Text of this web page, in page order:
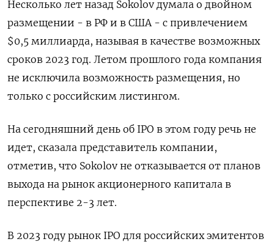
Несколько лет назад Sokolov думала о двойном
размещении - в РФ и в США - с привлечением
$0,5 миллиарда, называя в качестве возможных
сроков 2023 год. Летом прошлого года компания
не исключила возможность размещения, но
только с российским листингом.
На сегодняшний день об IPO в этом году речь не
идет, сказала представитель компании,
отметив, что Sokolov не отказывается от планов
выхода на рынок акционерного капитала в
перспективе 2-3 лет.
В 2023 году рынок IPO для российских эмитентов